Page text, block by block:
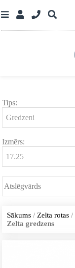
Tips:
Izmērs:
Sākums / Zelta rotas /
Zelta gredzens